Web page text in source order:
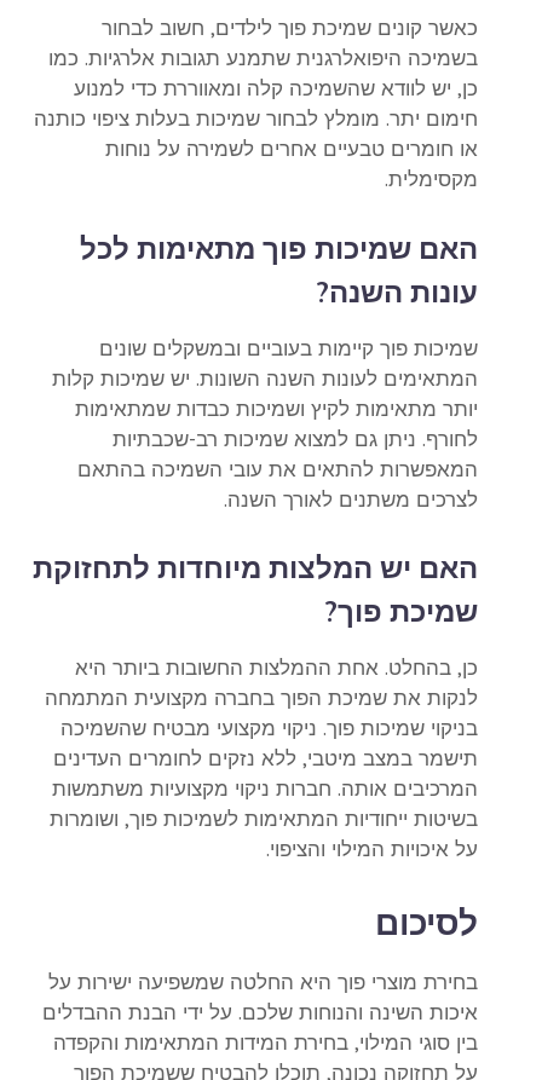
כאשר קונים שמיכת פוך לילדים, חשוב לבחור
בשמיכה היפואלרגנית שתמנע תגובות אלרגיות. כמו
כן, יש לוודא שהשמיכה קלה ומאווררת כדי למנוע
חימום יתר. מומלץ לבחור שמיכות בעלות ציפוי כותנה
או חומרים טבעיים אחרים לשמירה על נוחות
מקסימלית.
האם שמיכות פוך מתאימות לכל
עונות השנה?
שמיכות פוך קיימות בעוביים ובמשקלים שונים
המתאימים לעונות השנה השונות. יש שמיכות קלות
יותר מתאימות לקיץ ושמיכות כבדות שמתאימות
לחורף. ניתן גם למצוא שמיכות רב-שכבתיות
המאפשרות להתאים את עובי השמיכה בהתאם
לצרכים משתנים לאורך השנה.
האם יש המלצות מיוחדות לתחזוקת
שמיכת פוך?
כן, בהחלט. אחת ההמלצות החשובות ביותר היא
לנקות את שמיכת הפוך בחברה מקצועית המתמחה
בניקוי שמיכות פוך. ניקוי מקצועי מבטיח שהשמיכה
תישמר במצב מיטבי, ללא נזקים לחומרים העדינים
המרכיבים אותה. חברות ניקוי מקצועיות משתמשות
בשיטות ייחודיות המתאימות לשמיכות פוך, ושומרות
על איכויות המילוי והציפוי.
לסיכום
בחירת מוצרי פוך היא החלטה שמשפיעה ישירות על
איכות השינה והנוחות שלכם. על ידי הבנת ההבדלים
בין סוגי המילוי, בחירת המידות המתאימות והקפדה
על תחזוקה נכונה, תוכלו להבטיח ששמיכת הפוך